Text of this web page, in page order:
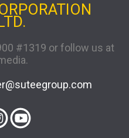
#1319 or follow us at